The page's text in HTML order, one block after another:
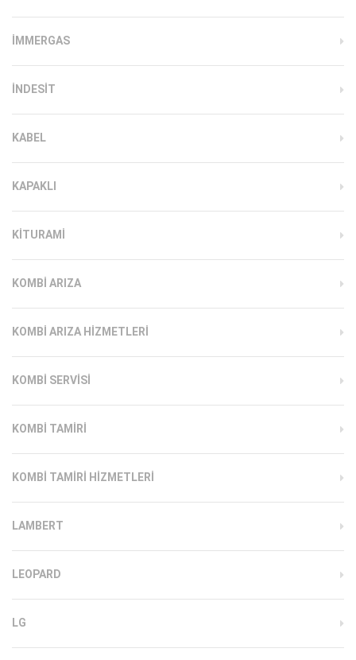
İMMERGAS
INDESIT
KABEL
KAPAKLI
KITURAMI
KOMBI ARIZA
KOMBI ARIZA HIZMETLERI
KOMBI SERVISI
KOMBI TAMIRI
KOMBI TAMIRI HIZMETLERI
LAMBERT
LEOPARD
LG